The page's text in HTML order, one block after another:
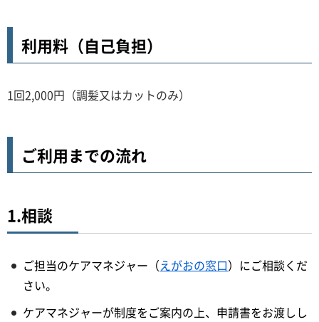
利用料（自己負担）
1回2,000円（調髪又はカットのみ）
ご利用までの流れ
1.相談
ご担当のケアマネジャー（えがおの窓口）にご相談くだ
さい。
ケアマネジャーが制度をご案内の上、申請書をお渡しし